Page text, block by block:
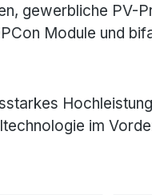
gewerbliche PV-
Module und
im